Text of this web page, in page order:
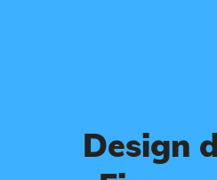
Design